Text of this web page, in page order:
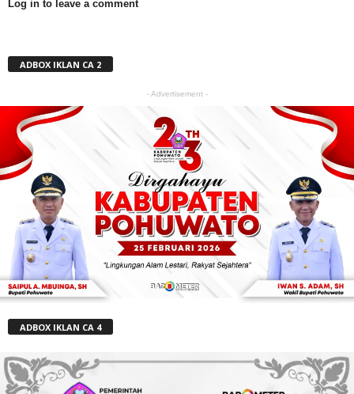
Log in to leave a comment
ADBOX IKLAN CA 2
- Advertisement -
ADBOX IKLAN CA 4